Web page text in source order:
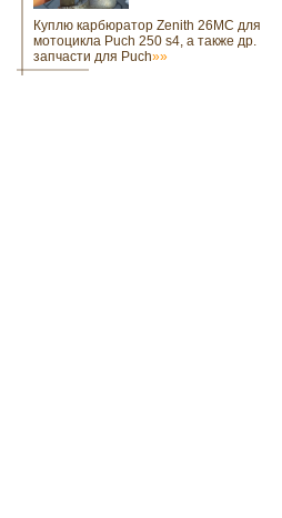
Куплю карбюратор Zenith 26MC для
мотоцикла Puch 250 s4, а также др.
запчасти для Puch»»